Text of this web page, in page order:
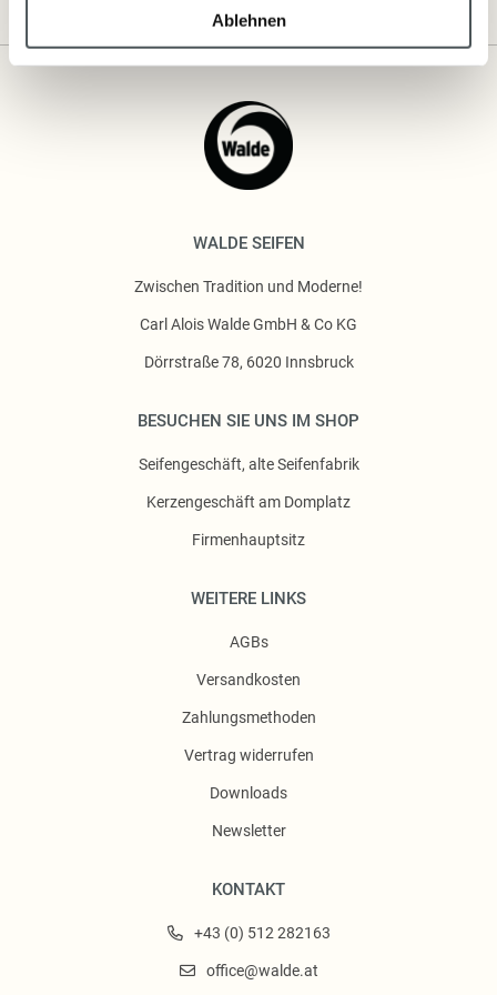
Ablehnen
WALDE SEIFEN
Zwischen Tradition und Moderne!
Carl Alois Walde GmbH & Co KG
Dörrstraße 78, 6020 Innsbruck
BESUCHEN SIE UNS IM SHOP
Seifengeschäft, alte Seifenfabrik
Kerzengeschäft am Domplatz
Firmenhauptsitz
WEITERE LINKS
AGBs
Versandkosten
Zahlungsmethoden
Vertrag widerrufen
Downloads
Newsletter
KONTAKT
+43 (0) 512 282163
office@walde.at